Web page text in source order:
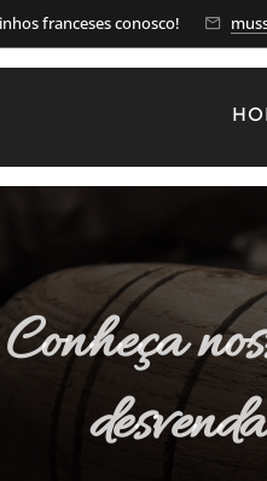
franceses conosco!
Conheça